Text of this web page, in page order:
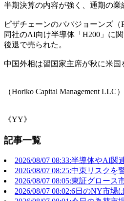
半期決算の内容が強く、通期の業
ピザチェーンのパパジョーンズ
同社のAI向け半導体「H200」に
後退で売られた。
中国外相は習国家主席が秋に米国
（Horiko Capital Management LLC）
《YY》
記事一覧
2026/08/07 08:33:半導体やAI関
2026/08/07 08:25:中東リスク
2026/08/07 08:05:東証グロー
2026/08/07 08:02:6日のNY市場